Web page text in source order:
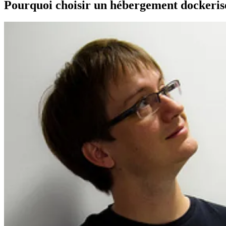
Pourquoi choisir un hébergement